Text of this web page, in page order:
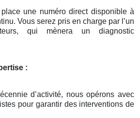
une numéro direct disponible à
Vous serez pris en charge par l’un
qui mènera un diagnostic
:
d’activité, nous opérons avec
pour garantir des interventions de